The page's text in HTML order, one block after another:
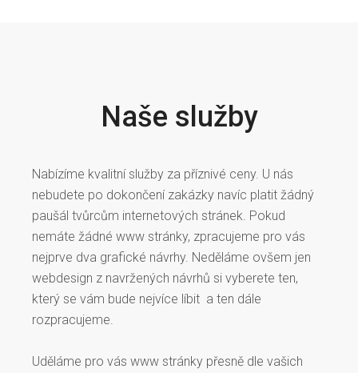
Naše služby
Nabízíme kvalitní služby za příznivé ceny. U nás
nebudete po dokončení zakázky navíc platit žádný
paušál tvůrcům internetových stránek. Pokud
nemáte žádné www stránky, zpracujeme pro vás
nejprve dva grafické návrhy. Neděláme ovšem jen
webdesign z navržených návrhů si vyberete ten,
který se vám bude nejvíce líbit a ten dále
rozpracujeme.
Uděláme pro vás www stránky přesně dle vašich